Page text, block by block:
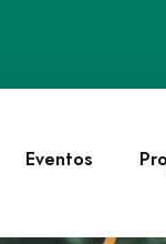
Eventos